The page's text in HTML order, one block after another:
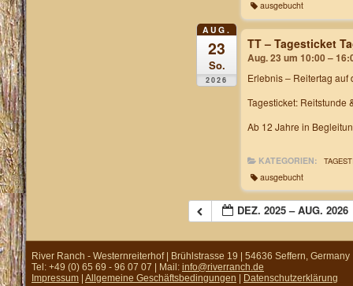
ausgebucht
AUG.
23
So.
2026
TT – Tagesticket
Aug. 23 um 10:00 –
Erlebnis – Reitertag auf
Tagesticket: Reitstunde
Ab 12 Jahre in
KATEGORIEN:
ausgebucht
DEZ. 2025 – AUG. 2026
River Ranch - Westernreiterhof | Brühlstrasse 19 | 54636 Seffern, Germany
Tel: +49 (0) 65 69 - 96 07 07 | Mail: info@riverranch.de
Impressum | Allgemeine Geschäftsbedingungen | Datenschutzerklärung